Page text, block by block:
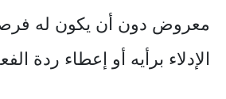
معروض دون أن يكون له
الإدلاء برأيه أو إعطاء ردة